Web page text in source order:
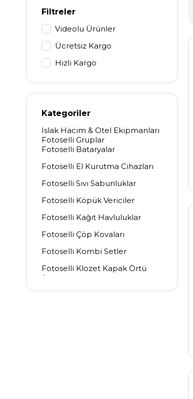
Filtreler
Videolu Ürünler
Ücretsiz Kargo
Hızlı Kargo
Kategoriler
Islak Hacim & Otel Ekipmanları
Fotoselli Gruplar
Fotoselli Bataryalar
Fotoselli El Kurutma Cihazları
Fotoselli Sıvı Sabunluklar
Fotoselli Köpük Vericiler
Fotoselli Kağıt Havluluklar
Fotoselli Çöp Kovaları
Fotoselli Kombi Setler
Fotoselli Klozet Kapak Örtü
Aparatı